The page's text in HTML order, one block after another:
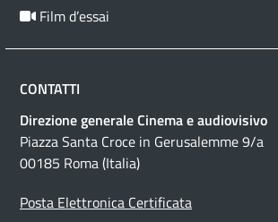
Film d’essai
CONTATTI
Direzione generale Cinema e audiovisivo
Piazza Santa Croce in Gerusalemme 9/a
00185 Roma (Italia)
Posta Elettronica Certificata